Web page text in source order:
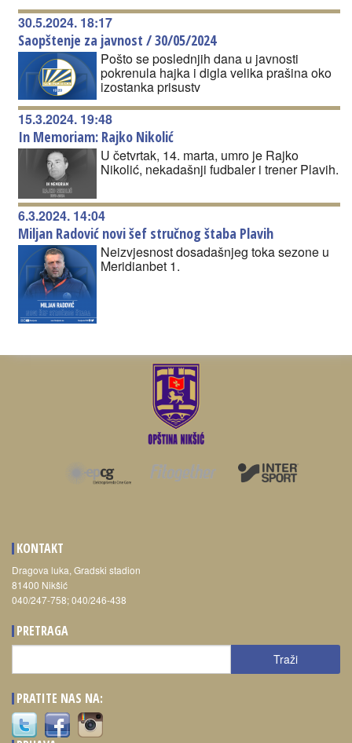
30.5.2024. 18:17
Saopštenje za javnost / 30/05/2024
Pošto se poslednjih dana u javnosti
pokrenula hajka i digla velika prašina oko
izostanka prisustv
15.3.2024. 19:48
In Memoriam: Rajko Nikolić
U četvrtak, 14. marta, umro je Rajko
Nikolić, nekadašnji fudbaler i trener Plavih.
6.3.2024. 14:04
Miljan Radović novi šef stručnog štaba Plavih
Neizvjesnost dosadašnjeg toka sezone u
Meridianbet 1.
KONTAKT
Dragova luka, Gradski stadion
81400 Nikšić
040/247-758; 040/246-438
PRETRAGA
Traži
PRATITE NAS NA: